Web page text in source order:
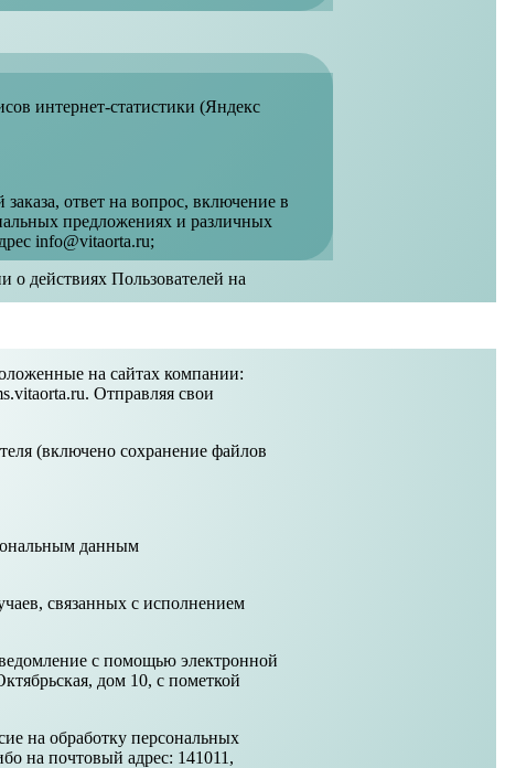
интернет-статистики (Яндекс
ответ на вопрос, включение в
предложениях и различных
info@vitaorta.ru;
о действиях Пользователей на
на сайтах компании:
Отправляя свои
(включено сохранение файлов
данным
связанных с исполнением
с помощью электронной
дом 10, с пометкой
на обработку персональных
на почтовый адрес: 141011,